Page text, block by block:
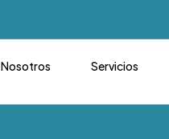
Nosotros Servicios